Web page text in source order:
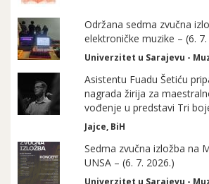
Održana sedma zvučna
elektroničke muzike – (6. 7.
Univerzitet u Sarajevu -
Asistentu Fuadu Šetiću
nagrada žirija za
vođenje u predstavi Tri
Jajce, BiH
Sedma zvučna izložba na
UNSA – (6. 7. 2026.)
Univerzitet u Sarajevu -